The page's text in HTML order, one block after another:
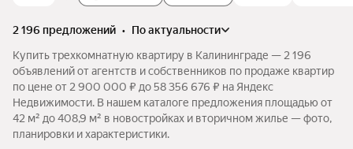
2 196 предложений •
по актуальности
Купить трехкомнатную квартиру в Калининграде — 2 196
объявлений от агентств и собственников по продаже квартир
по цене от 2 900 000 ₽ до 58 356 676 ₽ на Яндекс
Недвижимости. В нашем каталоге предложения площадью от
42 м² до 408,9 м² в новостройках и вторичном жилье — фото,
планировки и характеристики.